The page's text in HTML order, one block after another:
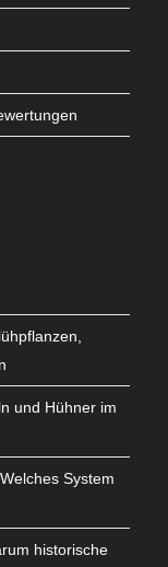
und Hühner im
System
historische